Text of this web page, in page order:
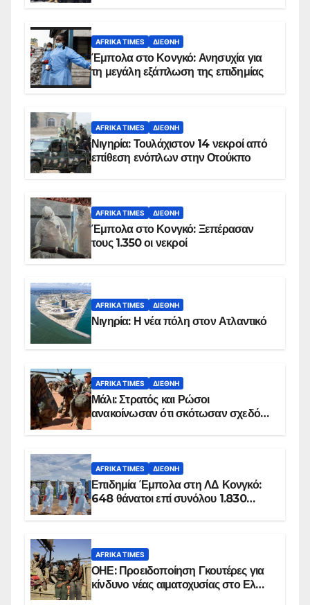
AFRIKA TIMES ΔΙΕΘΝΉ
Έμπολα στο Κονγκό: Ανησυχία για
τη μεγάλη εξάπλωση της επιδημίας
AFRIKA TIMES ΔΙΕΘΝΉ
Νιγηρία: Τουλάχιστον 14 νεκροί από
επίθεση ενόπλων στην Οτούκπο
AFRIKA TIMES ΔΙΕΘΝΉ
Έμπολα στο Κονγκό: Ξεπέρασαν
τους 1.350 οι νεκροί
AFRIKA TIMES ΔΙΕΘΝΉ
Νιγηρία: Η νέα πόλη στον Ατλαντικό
AFRIKA TIMES ΔΙΕΘΝΉ
Μάλι: Στρατός και Ρώσοι
ανακοίνωσαν ότι σκότωσαν σχεδόν
AFRIKA TIMES ΔΙΕΘΝΉ
Επιδημία Έμπολα στη ΛΔ Κονγκό:
648 θάνατοι επί συνόλου 1.830
AFRIKA TIMES
ΟΗΕ: Προειδοποίηση Γκουτέρες για
κίνδυνο νέας αιματοχυσίας στο Ελ